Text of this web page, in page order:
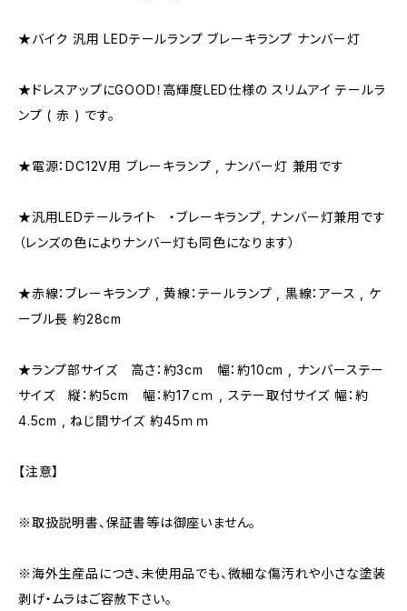
★バイク 汎用 LEDテールランプ ブレーキランプ ナンバー灯
★ドレスアップにGOOD！高輝度LED仕様の スリムアイ テールラ
ンプ ( 赤 ) です。
★電源：DC12V用 ブレーキランプ , ナンバー灯 兼用です
★汎用LEDテールライト ・ブレーキランプ, ナンバー灯兼用です
（レンズの色によりナンバー灯も同色になります）
★赤線：ブレーキランプ , 黄線：テールランプ , 黒線：アース , ケ
ーブル長 約28cm
★ランプ部サイズ 高さ：約3cm 幅：約10cm , ナンバーステー
サイズ 縦：約5cm 幅：約17ｃｍ , ステー取付サイズ 幅：約
4.5cm , ねじ間サイズ 約45ｍｍ
【注意】
※取扱説明書、保証書等は御座いません。
※海外生産品につき、未使用品でも、微細な傷汚れや小さな塗装
剥げ・ムラはご容赦下さい。